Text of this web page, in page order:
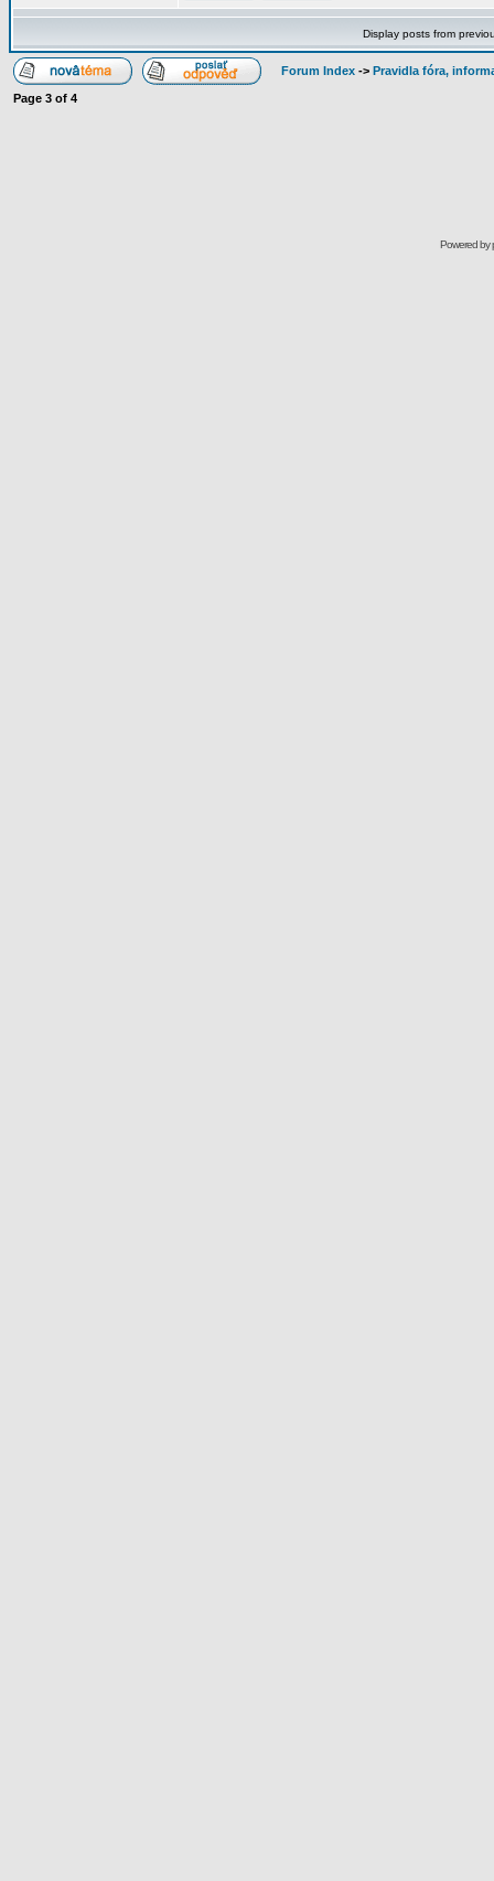
Display posts from
Forum Index -> Pravidla fóra,
Page 3 of 4
Powered by